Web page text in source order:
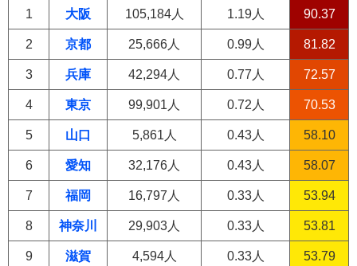
1 大阪 105,184人 1.19人 90.37
2 京都 25,666人 0.99人 81.82
3 兵庫 42,294人 0.77人 72.57
4 東京 99,901人 0.72人 70.53
5 山口 5,861人 0.43人 58.10
6 愛知 32,176人 0.43人 58.07
7 福岡 16,797人 0.33人 53.94
8 神奈川 29,903人 0.33人 53.81
9 滋賀 4,594人 0.33人 53.79